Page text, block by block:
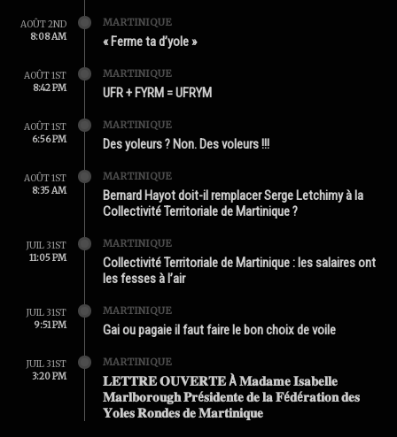
AOÛT 2ND
8:08 AM
MARTINIQUE
« Ferme ta d’yole »
AOÛT 1ST
8:42 PM
MARTINIQUE
UFR + FYRM = UFRYM
AOÛT 1ST
6:56 PM
MARTINIQUE
Des yoleurs ? Non. Des voleurs !!!
AOÛT 1ST
8:35 AM
MARTINIQUE
Bernard Hayot doit-il remplacer Serge Letchimy à la
Collectivité Territoriale de Martinique ?
JUIL 31ST
11:05 PM
MARTINIQUE
Collectivité Territoriale de Martinique : les salaires ont
les fesses à l’air
JUIL 31ST
9:51 PM
MARTINIQUE
Gai ou pagaie il faut faire le bon choix de voile
JUIL 31ST
3:20 PM
MARTINIQUE
𝐋𝐄𝐓𝐓𝐑𝐄 𝐎𝐔𝐕𝐄𝐑𝐓𝐄 À 𝐌𝐚𝐝𝐚𝐦𝐞 𝐈𝐬𝐚𝐛𝐞𝐥𝐥𝐞
𝐌𝐚𝐫𝐥𝐛𝐨𝐫𝐨𝐮𝐠𝐡 𝐏𝐫é𝐬𝐢𝐝𝐞𝐧𝐭𝐞 𝐝𝐞 𝐥𝐚 𝐅é𝐝é𝐫𝐚𝐭𝐢𝐨𝐧 𝐝𝐞𝐬
𝐘𝐨𝐥𝐞𝐬 𝐑𝐨𝐧𝐝𝐞𝐬 𝐝𝐞 𝐌𝐚𝐫𝐭𝐢𝐧𝐢𝐪𝐮𝐞